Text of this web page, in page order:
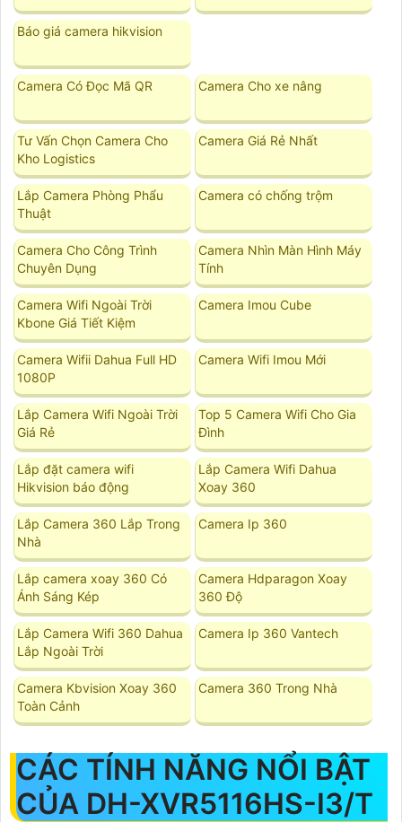
Báo giá camera hikvision
Camera Có Đọc Mã QR Camera Cho xe nâng
Tư Vấn Chọn Camera Cho
Kho Logistics
Camera Giá Rẻ Nhất
Lắp Camera Phòng Phẩu
Thuật
Camera có chống trộm
Camera Cho Công Trình
Chuyên Dụng
Camera Nhìn Màn Hình Máy
Tính
Camera Wifi Ngoài Trời
Kbone Giá Tiết Kiệm
Camera Imou Cube
Camera Wifii Dahua Full HD
1080P
Camera Wifi Imou Mới
Lắp Camera Wifi Ngoài Trời
Giá Rẻ
Top 5 Camera Wifi Cho Gia
Đình
Lắp đặt camera wifi
Hikvision báo động
Lắp Camera Wifi Dahua
Xoay 360
Lắp Camera 360 Lắp Trong
Nhà
Camera Ip 360
Lắp camera xoay 360 Có
Ánh Sáng Kép
Camera Hdparagon Xoay
360 Độ
Lắp Camera Wifi 360 Dahua
Lắp Ngoài Trời
Camera Ip 360 Vantech
Camera Kbvision Xoay 360
Toàn Cảnh
Camera 360 Trong Nhà
CÁC TÍNH NĂNG NỔI BẬT
CỦA DH-XVR5116HS-I3/T